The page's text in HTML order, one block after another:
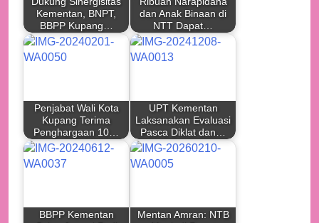
Kementan, BNPT,
BBPP Kupang…
dan Anak Binaan di
NTT Dapat…
Penjabat Wali Kota
Kupang Terima
Penghargaan 10…
UPT Kementan
Laksanakan Evaluasi
Pasca Diklat dan…
BBPP Kementan
Mentan Amran: NTB